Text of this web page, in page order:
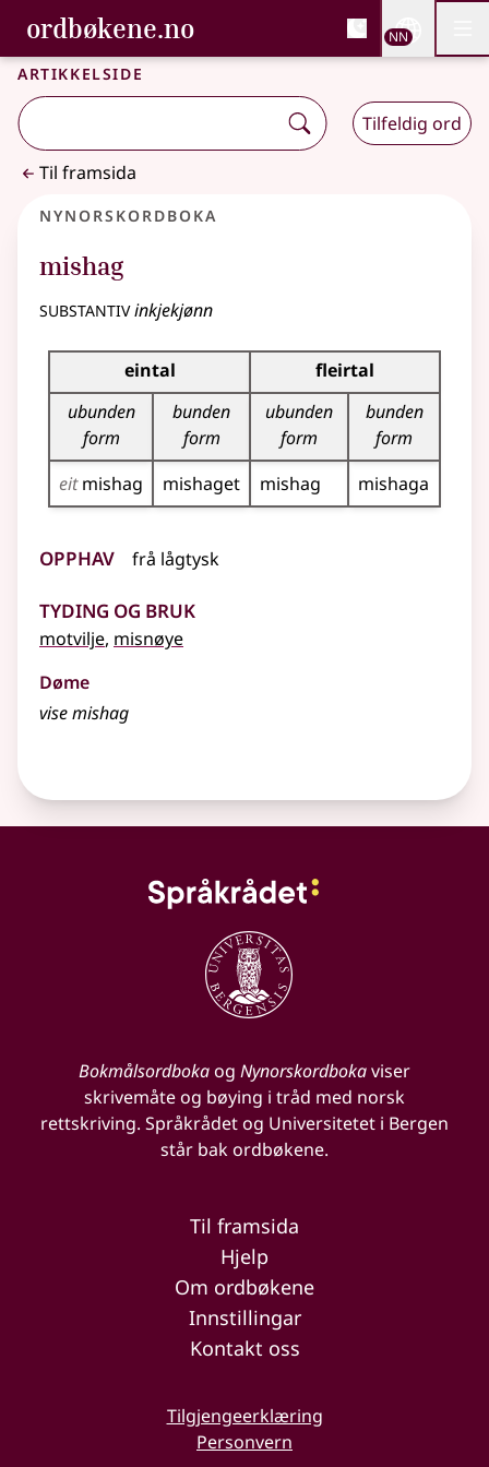
Gå til hovudinnhald
Tilgjenge
ordbøkene.no, Bokmålsordboka og
Bokmålsordboka og Nynorskordboka
NN
Artikkelside
Tilfeldig ord
Til framsida
Nynorskordboka
mishag
substantivinkjekjønn
Bøyningstabell for dette substantivet
eintal
fleirtal
ubunden
form
bunden
form
ubunden
form
bunden
form
eitmishag mishaget mishag mishaga
Opphav frå lågtysk
Tyding og bruk
motvilje, misnøye
Døme
vise mishag
Bokmålsordbokaog Nynorskordbokaviser
skrivemåte og bøying i tråd med norsk
rettskriving. Språkrådet og Universitetet i Bergen
står bak ordbøkene.
Til framsida
Hjelp
Om ordbøkene
Innstillingar
Kontakt oss
Tilgjengeerklæring
Personvern